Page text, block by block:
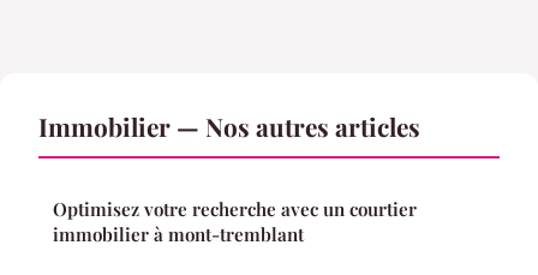
Immobilier — Nos autres articles
Optimisez votre recherche avec un courtier
immobilier à mont-tremblant